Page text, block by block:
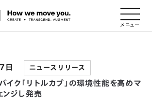
of Dreams
日 ニュースリリース
イク「リトルカブ」の環境性能を高めマ
ンジし発売